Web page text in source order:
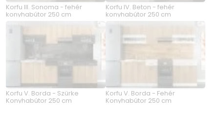
Korfu III. Sonoma - fehér
konyhabútor 250 cm
Korfu IV. Beton - fehér
konyhabútor 250 cm
Korfu V. Borda - Szürke
Konyhabútor 250 cm
Korfu V. Borda - Fehér
Konyhabútor 250 cm